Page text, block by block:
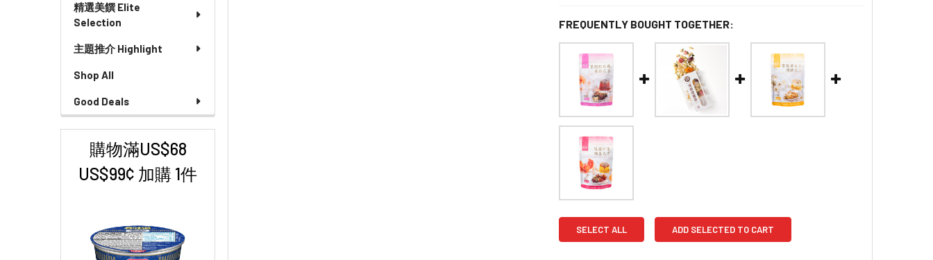
精選美饌 Elite
Selection
主題推介 Highlight
Shop All
Good Deals
購物滿US$68
US$99¢ 加購 1件
FREQUENTLY BOUGHT TOGETHER:
SELECT ALL ADD SELECTED TO CART